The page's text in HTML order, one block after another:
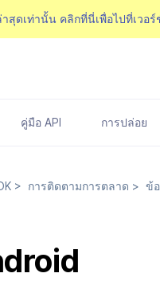
าสุดเท่านั้น คลิกที่นี่เพื่อไปที่เวอ
คู่มือ API การปล่อย
> การติดตามการตลาด > ข้